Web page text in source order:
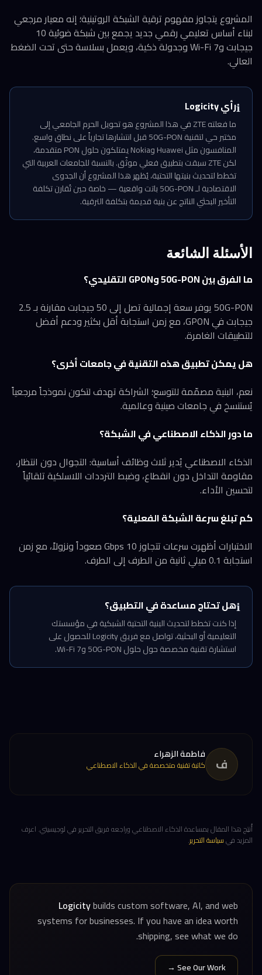
المشروع يتجاوز مفهوم ترقية الشبكة الروتينية؛ إنه معيار مرجعي
لبناء أساس تعليمي رقمي جديد يجمع بين شبكة ضوئية 10
جيجابت وWi-Fi 7 وجدولة ذكية، ويعمل بسلاسة حتى تحت الضغط
العالي.
ℹ️رأي Logicity
ما فعلته ZTE في هذا المشروع هو تحويل الحرم الجامعي إلى
مختبر حي لتقنية 50G-PON قبل انتشارها تجارياً على نطاق واسع.
المنافسون مثل Huawei وNokia يمتلكون حلول PON متقدمة،
لكن ZTE سبقت بتطبيق فعلي موثّق. بالنسبة للجامعات العربية التي
تخطط لتحديث بنيتها التحتية، يُظهر هذا المشروع أن الجدوى
الاقتصادية لـ 50G-PON باتت واقعية — خاصة حين تُقارن تكلفة
التأخير البحثي الناتج عن بنية قديمة بتكلفة الترقية.
الأسئلة الشائعة
ما الفرق بين 50G-PON وGPON التقليدي؟
50G-PON يوفر سعة إجمالية تصل إلى 50 جيجابت مقارنة بـ 2.5
جيجابت في GPON، مع زمن استجابة أقل بكثير ودعم أفضل
للتطبيقات الغامرة.
هل يمكن تطبيق هذه التقنية في جامعات أخرى؟
نعم، البنية مصمّمة للتوسع؛ الشراكة تهدف لتكون نموذجاً مرجعياً
يُستنسخ في جامعات صينية وعالمية.
ما دور الذكاء الاصطناعي في الشبكة؟
الذكاء الاصطناعي يُدير ثلاث وظائف أساسية: التجوال دون انتظار،
مقاومة التداخل دون انقطاع، وضبط الترددات اللاسلكية تلقائياً
لتحسين الأداء.
كم تبلغ سرعة الشبكة الفعلية؟
الاختبارات أظهرت سرعات تتجاوز 10 Gbps صعوداً ونزولاً، مع زمن
استجابة 0.1 ميلي ثانية من الطرف إلى الطرف.
ℹ️هل تحتاج مساعدة في التطبيق؟
إذا كنت تخطط لتحديث البنية التحتية الشبكية في مؤسستك
التعليمية أو البحثية، تواصل مع فريق Logicity للحصول على
استشارة تقنية مخصصة حول حلول 50G-PON وWi-Fi 7.
ف فاطمة الزهراء
كاتبة تقنية متخصصة في الذكاء الاصطناعي
أُنتِج هذا المقال بمساعدة الذكاء الاصطناعي وراجعه فريق التحرير في لوجيسيتي. اعرف
المزيد فيسياسة التحرير.
Logicitybuilds custom software, AI, and web
systems for businesses. If you have an idea worth
shipping, see what we do.
See Our Work →